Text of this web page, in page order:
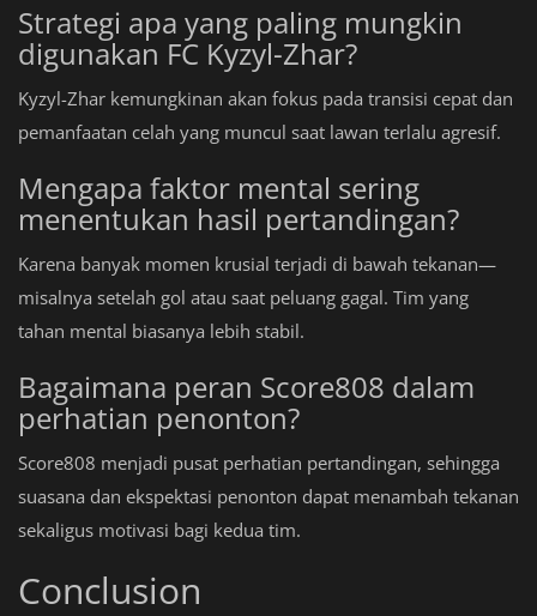
Strategi apa yang paling mungkin
digunakan FC Kyzyl-Zhar?
Kyzyl-Zhar kemungkinan akan fokus pada transisi cepat dan
pemanfaatan celah yang muncul saat lawan terlalu agresif.
Mengapa faktor mental sering
menentukan hasil pertandingan?
Karena banyak momen krusial terjadi di bawah tekanan—
misalnya setelah gol atau saat peluang gagal. Tim yang
tahan mental biasanya lebih stabil.
Bagaimana peran Score808 dalam
perhatian penonton?
Score808 menjadi pusat perhatian pertandingan, sehingga
suasana dan ekspektasi penonton dapat menambah tekanan
sekaligus motivasi bagi kedua tim.
Conclusion